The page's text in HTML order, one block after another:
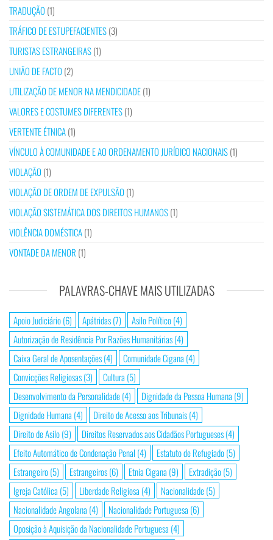
TRADUÇÃO (1)
TRÁFICO DE ESTUPEFACIENTES(3)
TURISTAS ESTRANGEIRAS(1)
UNIÃO DE FACTO (2)
UTILIZAÇÃO DE MENOR NA MENDICIDADE(1)
VALORES E COSTUMES DIFERENTES(1)
VERTENTE ÉTNICA(1)
VÍNCULO À COMUNIDADE E AO ORDENAMENTO JURÍDICO NACIONAIS(1)
VIOLAÇÃO (1)
VIOLAÇÃO DE ORDEM DE EXPULSÃO (1)
VIOLAÇÃO SISTEMÁTICA DOS DIREITOS HUMANOS(1)
VIOLÊNCIA DOMÉSTICA(1)
VONTADE DA MENOR (1)
PALAVRAS-CHAVE MAIS UTILIZADAS
Apoio Judiciário(6) Apátridas(7) Asilo Político(4)
Autorização de Residência Por Razões Humanitárias(4)
Caixa Geral de Aposentações(4) Comunidade Cigana (4)
Convicções Religiosas(3) Cultura (5)
Desenvolvimento da Personalidade(4) Dignidade da Pessoa Humana (9)
Dignidade Humana (4) Direito de Acesso aos Tribunais(4)
Direito de Asilo(9) Direitos Reservados aos Cidadãos Portugueses(4)
Efeito Automático de Condenação Penal (4) Estatuto de Refugiado(5)
Estrangeiro(5) Estrangeiros(6) Etnia Cigana (9) Extradição(5)
Igreja Católica (5) Liberdade Religiosa (4) Nacionalidade(5)
Nacionalidade Angolana (4) Nacionalidade Portuguesa (6)
Oposição à Aquisição da Nacionalidade Portuguesa (4)